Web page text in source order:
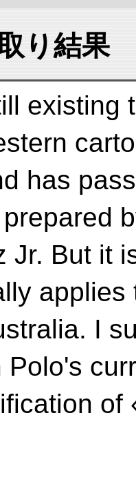
り結果
existing
has
Jr. But it
I
Polo's
of